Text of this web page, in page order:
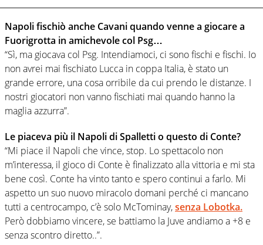
Napoli fischiò anche Cavani quando venne a giocare a
Fuorigrotta in amichevole col Psg…
“Sì, ma giocava col Psg. Intendiamoci, ci sono fischi e fischi. Io
non avrei mai fischiato Lucca in coppa Italia, è stato un
grande errore, una cosa orribile da cui prendo le distanze. I
nostri giocatori non vanno fischiati mai quando hanno la
maglia azzurra”.
Le piaceva più il Napoli di Spalletti o questo di Conte?
“Mi piace il Napoli che vince, stop. Lo spettacolo non
m’interessa, il gioco di Conte è finalizzato alla vittoria e mi sta
bene così. Conte ha vinto tanto e spero continui a farlo. Mi
aspetto un suo nuovo miracolo domani perché ci mancano
tutti a centrocampo, c’è solo McTominay,senza Lobotka.
Però dobbiamo vincere, se battiamo la Juve andiamo a +8 e
senza scontro diretto..”.